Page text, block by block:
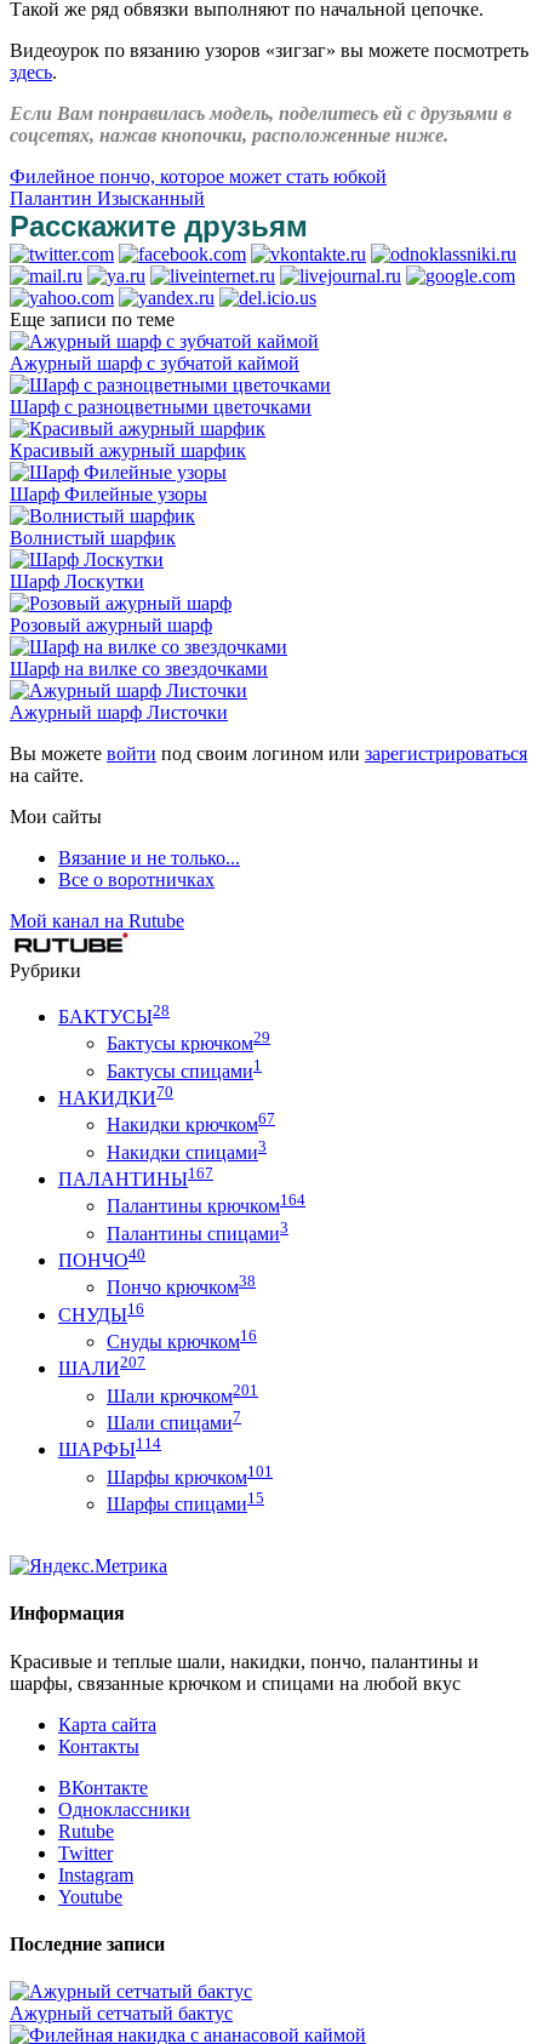
Такой же ряд обвязки выполняют по начальной цепочке.
Видеоурок по вязанию узоров «зигзаг» вы можете посмотреть
здесь.
Если Вам понравилась модель, поделитесь ей с друзьями в
соцсетях, нажав кнопочки, расположенные ниже.
Филейное пончо, которое может стать юбкой
Палантин Изысканный
Расскажите друзьям
Еще записи по теме
Ажурный шарф с зубчатой каймой
Шарф с разноцветными цветочками
Красивый ажурный шарфик
Шарф Филейные узоры
Волнистый шарфик
Шарф Лоскутки
Розовый ажурный шарф
Шарф на вилке со звездочками
Ажурный шарф Листочки
Вы можете войти под своим логином или зарегистрироваться
на сайте.
Мои сайты
Вязание и не только...
Все о воротничках
Мой канал на Rutube
Рубрики
БАКТУСЫ28
Бактусы крючком29
Бактусы спицами1
НАКИДКИ70
Накидки крючком67
Накидки спицами3
ПАЛАНТИНЫ167
Палантины крючком164
Палантины спицами3
ПОНЧО40
Пончо крючком38
СНУДЫ16
Снуды крючком16
ШАЛИ207
Шали крючком201
Шали спицами7
ШАРФЫ114
Шарфы крючком101
Шарфы спицами15
Информация
Красивые и теплые шали, накидки, пончо, палантины и
шарфы, связанные крючком и спицами на любой вкус
Карта сайта
Контакты
ВКонтакте
Одноклассники
Rutube
Twitter
Instagram
Youtube
Последние записи
Ажурный сетчатый бактус